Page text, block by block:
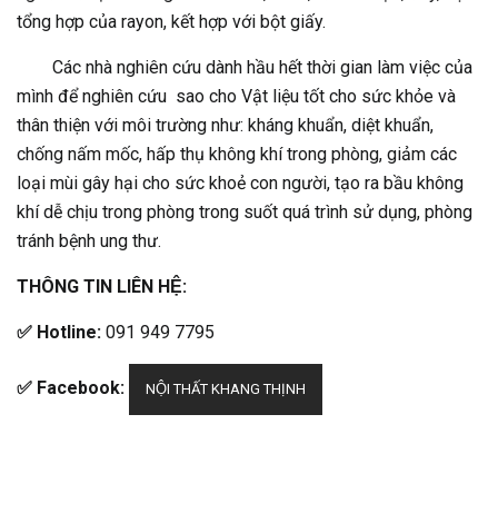
tổng hợp của rayon, kết hợp với bột giấy.
Các nhà nghiên cứu dành hầu hết thời gian làm việc của
mình để nghiên cứu sao cho Vật liệu tốt cho sức khỏe và
thân thiện với môi trường như: kháng khuẩn, diệt khuẩn,
chống nấm mốc, hấp thụ không khí trong phòng, giảm các
loại mùi gây hại cho sức khoẻ con người, tạo ra bầu không
khí dễ chịu trong phòng trong suốt quá trình sử dụng, phòng
tránh bệnh ung thư.
THÔNG TIN LIÊN HỆ:
✅ Hotline: 091 949 7795
✅ Facebook: NỘI THẤT KHANG THỊNH